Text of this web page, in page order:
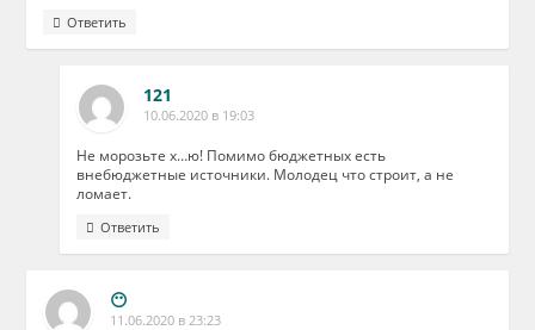
Ответить
121
10.06.2020 в 19:03
Не морозьте х…ю! Помимо бюджетных есть
внебюджетные источники. Молодец что строит, а не
ломает.
Ответить
😶
11.06.2020 в 23:23